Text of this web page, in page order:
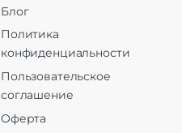
Блог
Политика
конфиденциальности
Пользовательское
соглашение
Оферта